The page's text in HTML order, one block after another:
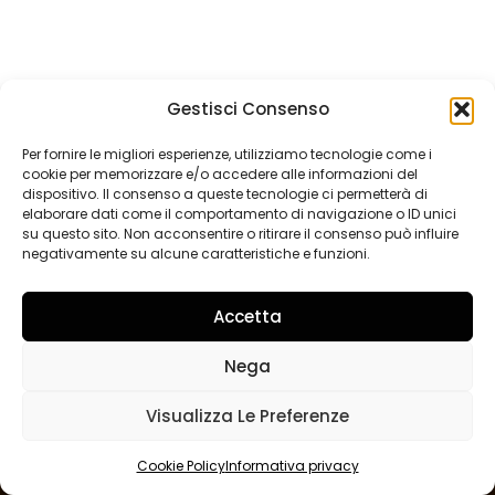
Gestisci Consenso
Per fornire le migliori esperienze, utilizziamo tecnologie come i
cookie per memorizzare e/o accedere alle informazioni del
dispositivo. Il consenso a queste tecnologie ci permetterà di
elaborare dati come il comportamento di navigazione o ID unici
su questo sito. Non acconsentire o ritirare il consenso può influire
negativamente su alcune caratteristiche e funzioni.
Accetta
Nega
Visualizza Le Preferenze
Cookie PolicyInformativa privacy
© 2026 NOI CI SIAMO ODV P.IVA: 13217350019 C.F.
92526460016
Sito web creato da WebePc realizzazione siti web WordPress